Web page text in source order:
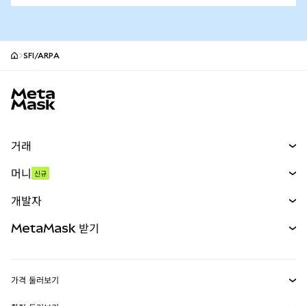
SFI/ARPA
거래
무기한 선물
실물자산
머니 신규
개발자
MetaMask 받기
가격 둘러보기